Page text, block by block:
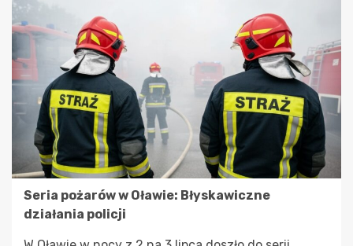
Seria pożarów w Oławie: Błyskawiczne
działania policji